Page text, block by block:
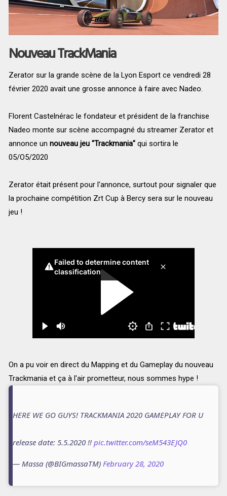
Nouveau TrackMania
Zerator sur la grande scène de la Lyon Esport ce vendredi 28
février 2020 avait une grosse annonce à faire avec Nadeo.
Florent Castelnérac le fondateur et président de la franchise
Nadeo monte sur scène accompagné du streamer Zerator et
annonce un nouveau jeu "Trackmania"qui sortira le
05/O5/2020
Zerator était présent pour l'annonce, surtout pour signaler que
la prochaine compétition Zrt Cup à Bercy sera sur le nouveau
jeu !
On a pu voir en direct du Mapping et du Gameplay du nouveau
Trackmania et ça à l'air prometteur, nous sommes hype !
HERE WE GO GUYS! TRACKMANIA 2020 GAMEPLAY FOR U
release date: 5.5.2020 !! pic.twitter.com/seM543EJQ0
— Massa (@BIGmassaTM) February 28, 2020